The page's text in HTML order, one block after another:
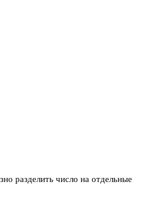
разделить число на отдельные